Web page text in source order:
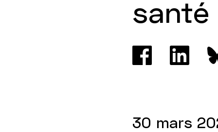
santé
30 mars